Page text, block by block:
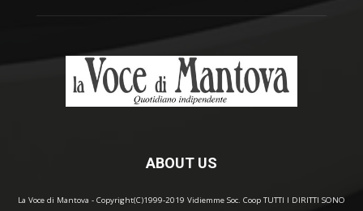
ABOUT US
La Voce di Mantova - Copyright(C)1999-2019 Vidiemme Soc. Coop TUTTI I DIRITTI SONO